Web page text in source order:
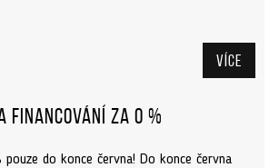
Více
financování za 0 %
pouze do konce června! Do konce června